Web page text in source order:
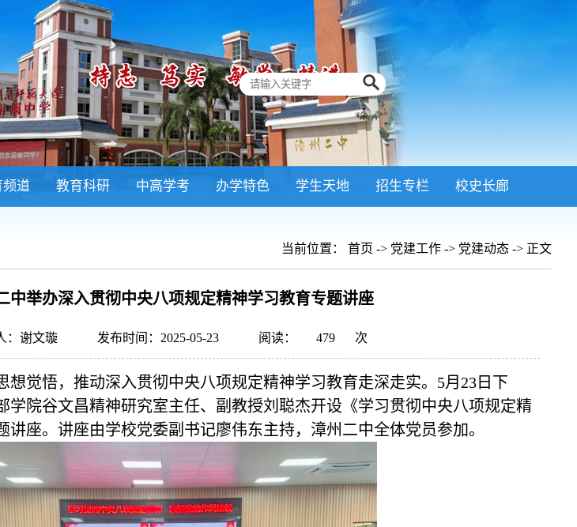
道 教育科研 中高学考 办学特色 学生天地 招生专栏 校史长廊
当前位置： 首页 -> 党建工作 -> 党建动态 -> 正文
中举办深入贯彻中央八项规定精神学习教育专题讲座
：谢文璇 发布时间：2025-05-23 阅读： 479 次
想觉悟，推动深入贯彻中央八项规定精神学习教育走深走实。5月23日下
学院谷文昌精神研究室主任、副教授刘聪杰开设《学习贯彻中央八项规定精
座。讲座由学校党委副书记廖伟东主持，漳州二中全体党员参加。